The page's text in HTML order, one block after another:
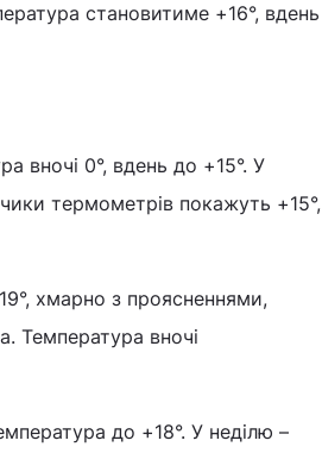
становитиме +16°, вдень
вночі 0°, вдень до +15°. У
термометрів покажуть +15°,
хмарно з проясненнями,
Температура вночі
до +18°. У неділю –